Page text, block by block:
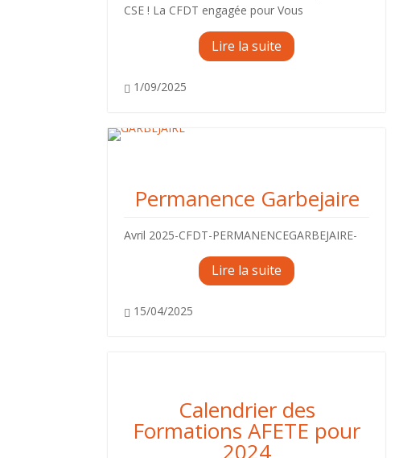
CSE ! La CFDT engagée pour Vous
Lire la suite
 1/09/2025
Permanence Garbejaire
Avril 2025-CFDT-PERMANENCEGARBEJAIRE-
Lire la suite
 15/04/2025
Calendrier des
Formations AFETE pour
2024